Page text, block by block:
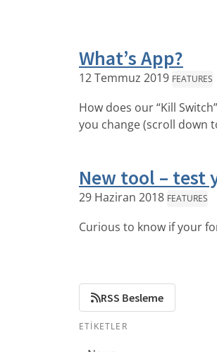
What’s App?
12 Temmuz 2019 FEATURES
How does our “Kill
you change (scroll down
New tool – test
29 Haziran 2018 FEATURES
Curious to know if your
RSS Besleme
ETIKETLER